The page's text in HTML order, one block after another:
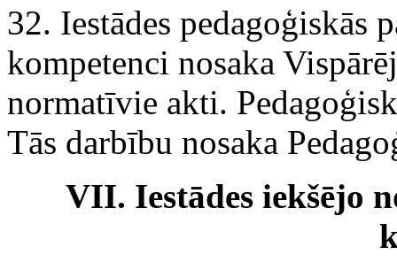
32. Iestādes pedagoģiskās
kompetenci nosaka
normatīvie akti.
Tās darbību nosaka
VII. Iestādes iekšējo